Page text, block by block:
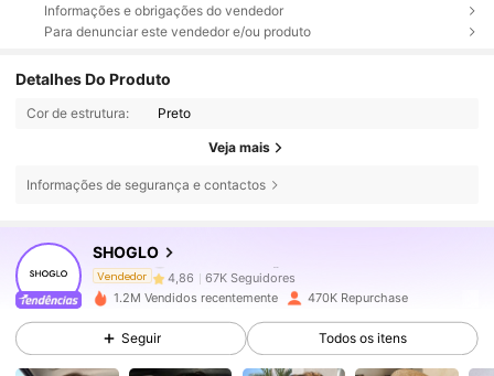
Informações e obrigações do vendedor
Para denunciar este vendedor e/ou produto
Detalhes Do Produto
Cor de estrutura: Preto
Veja mais
Informações de segurança e contactos
SHOGLO
Vendedor 4,86 67K Seguidores
67K Seguidores
1.2M Vendidos recentemente 470K Repurchase
Seguir Todos os itens